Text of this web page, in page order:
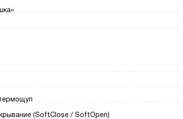
(SoftClose / SoftOpen)